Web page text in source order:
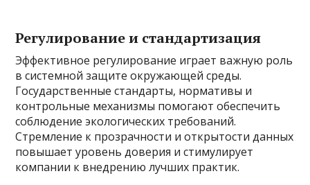
Регулирование и стандартизация
Эффективное регулирование играет важную роль
в системной защите окружающей среды.
Государственные стандарты, нормативы и
контрольные механизмы помогают обеспечить
соблюдение экологических требований.
Стремление к прозрачности и открытости данных
повышает уровень доверия и стимулирует
компании к внедрению лучших практик.